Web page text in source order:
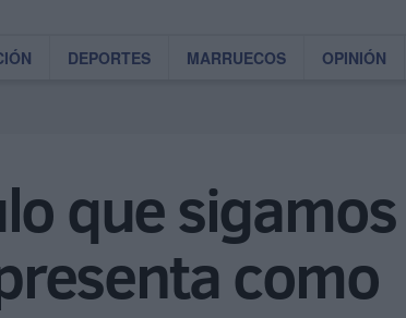
DEPORTES MARRUECOS OPINIÓN
que sigamos
como